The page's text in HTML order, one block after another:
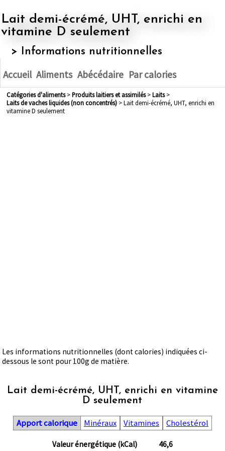
Lait demi-écrémé, UHT, enrichi en
vitamine D seulement
> Informations nutritionnelles
Accueil Aliments Abécédaire Par calories
Catégories d'aliments> produits laitiers et assimilés> laits>
laits de vaches liquides (non concentrés)> Lait demi-écrémé, UHT, enrichi en
vitamine D seulement
Les informations nutritionnelles (dont calories) indiquées ci-
dessous le sont pour 100g de matière.
Lait demi-écrémé, UHT, enrichi en vitamine
D seulement
Apport calorique Minéraux Vitamines Cholestérol
Valeur énergétique (kCal) 46,6